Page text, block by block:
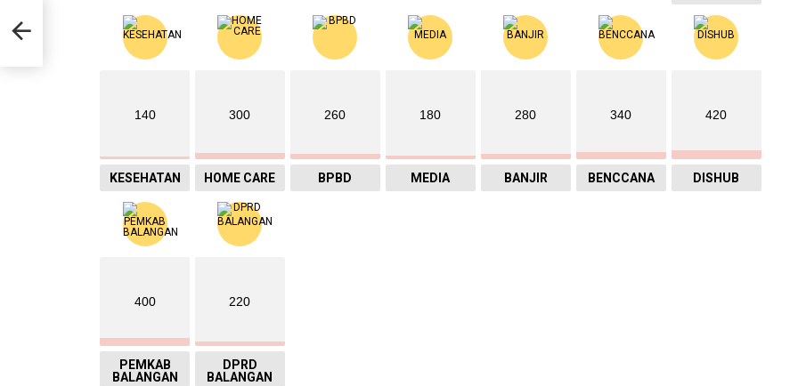
140
KESEHATAN
300
HOME CARE
260
BPBD
180
MEDIA
280
BANJIR
340
BENCCANA
420
DISHUB
400
PEMKAB
BALANGAN
220
DPRD
BALANGAN